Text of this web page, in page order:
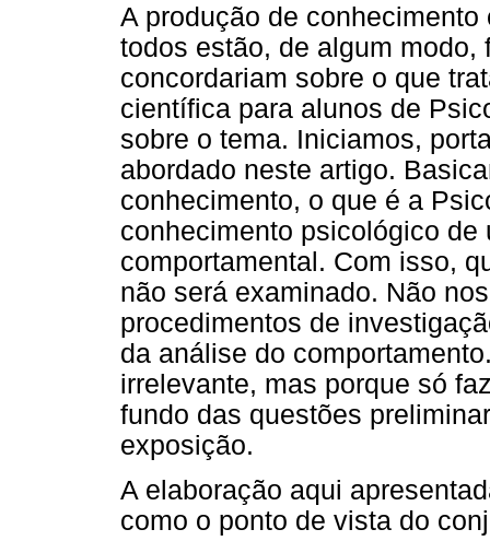
A produção de
todos estão, de algum
concordariam sobre o que
científica para alunos de
sobre o tema. Iniciamos,
abordado neste artigo.
conhecimento, o que é a
conhecimento psicológico
comportamental. Com isso,
não será examinado. Não
procedimentos de
da análise do
irrelevante, mas porque só
fundo das questões
exposição.
A elaboração aqui
como o ponto de vista do